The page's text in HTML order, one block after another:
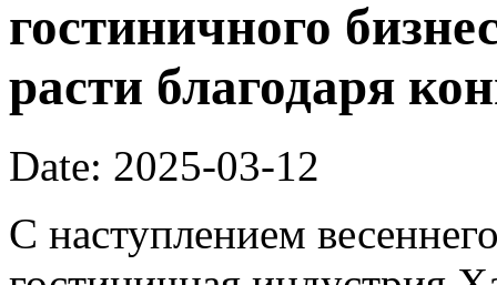
гостиничного
расти благодаря
Date: 2025-03-12
С наступлением